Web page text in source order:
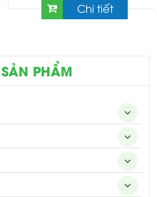
Chi tiết
PHẨM